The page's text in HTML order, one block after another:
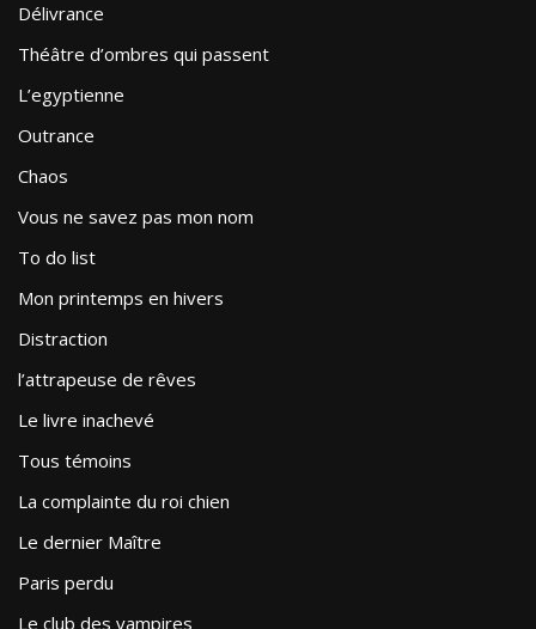
Délivrance
Théâtre d’ombres qui passent
L’egyptienne
Outrance
Chaos
Vous ne savez pas mon nom
To do list
Mon printemps en hivers
Distraction
l’attrapeuse de rêves
Le livre inachevé
Tous témoins
La complainte du roi chien
Le dernier Maître
Paris perdu
Le club des vampires